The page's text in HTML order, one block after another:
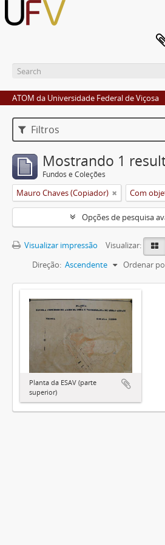
ATOM da Universidade Federal de Viçosa
Filtros
Mostrando 1
Fundos e Coleções
Mauro Chaves (Copiador) Com
Opções de pesquisa
Visualizar impressão
Visualizar:
Ordenar
Direção: Ascendente
Planta da ESAV (parte
superior)